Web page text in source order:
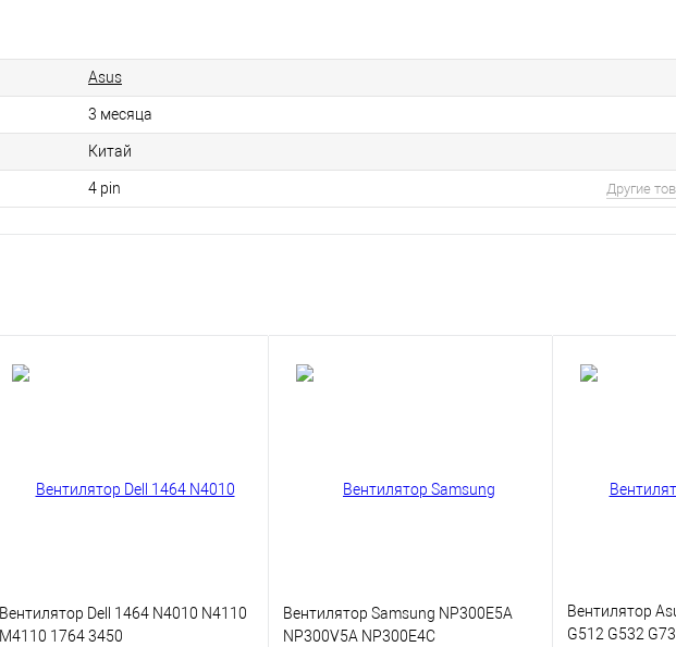
Asus
3 месяца
Китай
4 pin Другие
Вентилятор Dell 1464 N4010 N4110
M4110 1764 3450
Вентилятор Samsung NP300E5A
NP300V5A NP300E4C
Вентилятор
G512 G532